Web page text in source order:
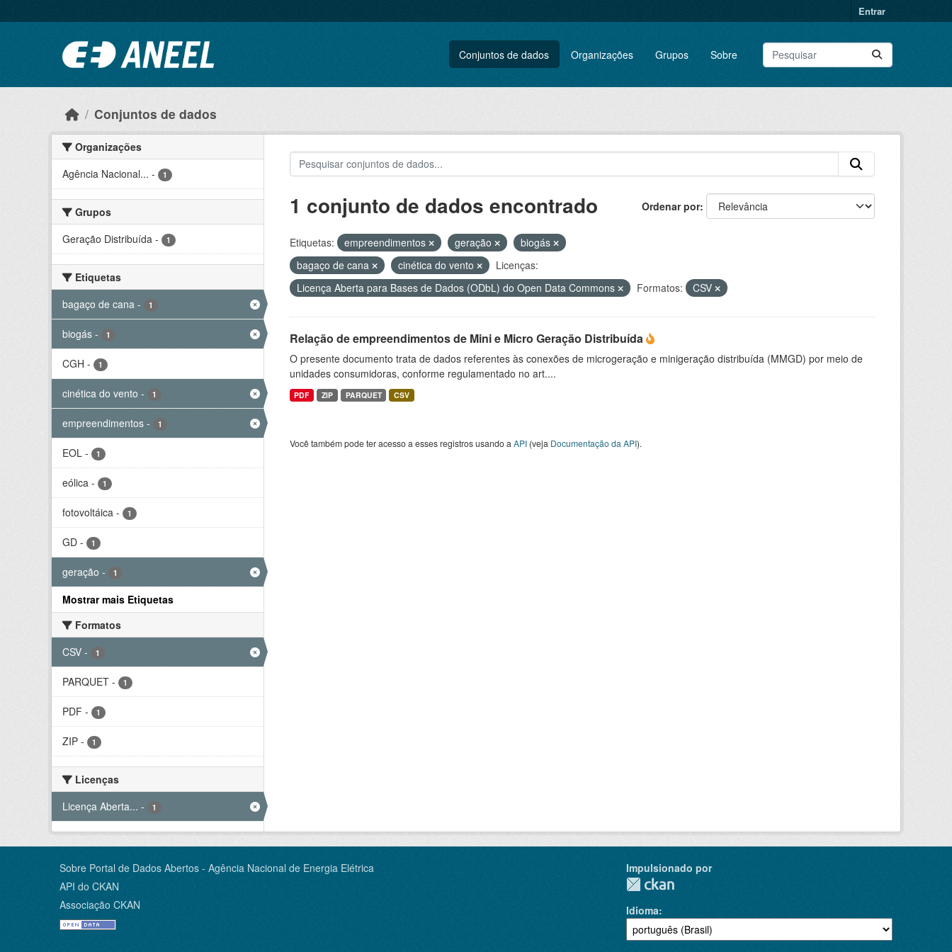
Entrar
Conjuntos de dados Organizações Grupos Sobre
Conjuntos de dados
Organizações
Agência Nacional... - 1
Grupos
Geração Distribuída - 1
Etiquetas
bagaço de cana - 1
biogás - 1
CGH - 1
cinética do vento - 1
empreendimentos - 1
EOL - 1
eólica - 1
fotovoltáica - 1
GD - 1
geração - 1
Mostrar mais Etiquetas
Formatos
CSV - 1
PARQUET - 1
PDF - 1
ZIP - 1
Licenças
Licença Aberta... - 1
Ordenar por
1 conjunto de dados encontrado
Etiquetas: empreendimentos geração
biogás
bagaço de cana
cinética do vento
Licenças:
Licença Aberta para Bases de Dados (ODbL) do Open Data Commons
Formatos: CSV
Relação de empreendimentos de Mini e Micro Geração Distribuída
O presente documento trata de dados referentes às conexões de microgeração e minigeração distribuída (MMGD) por meio de
unidades consumidoras, conforme regulamentado no art....
PDF ZIP PARQUET CSV
Você também pode ter acesso a esses registros usando a API(veja Documentação da API).
Sobre Portal de Dados Abertos - Agência Nacional de Energia Elétrica
API do CKAN
Associação CKAN
Impulsionado por
Idioma